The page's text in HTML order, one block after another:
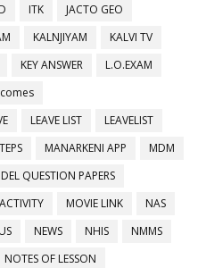
ITK
JACTO GEO
KALNJIYAM
KALVI TV
KEY ANSWER
L.O.EXAM
LEAVE LIST
LEAVELIST
MANARKENI APP
MDM
QUESTION PAPERS
MOVIE LINK
NAS
NEWS NHIS
NMMS
NOTES OF LESSON